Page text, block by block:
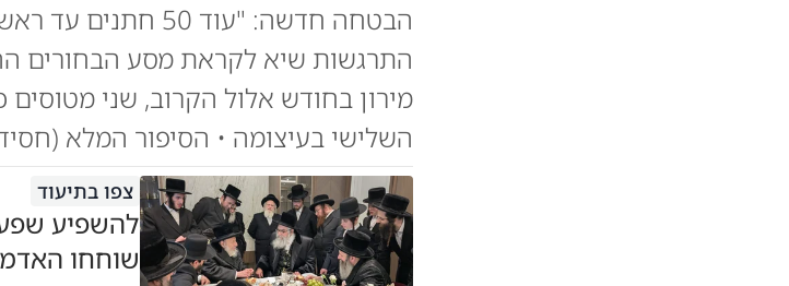
הבטחה חדשה: "עוד 50
התרגשות שיא לקראת מסע הבחורים
מירון בחודש אלול הקרוב, שני
השלישי בעיצומה • הסיפור המלא
צפו בתיעוד
להשפיע
שוחחו